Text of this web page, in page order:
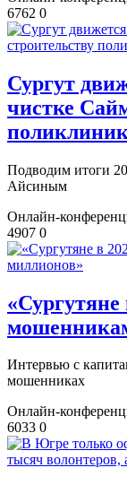
6762 0
​Сургут
чистке
Подводим итоги
Айсиным
Онлайн-
4907 0
«Сургутяне
Интервью с
мошенниках
Онлайн-
6033 0